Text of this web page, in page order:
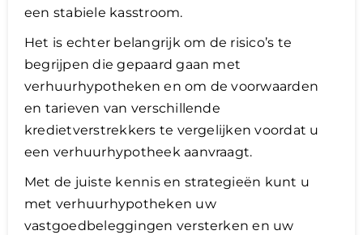
een stabiele kasstroom.
Het is echter belangrijk om de risico’s te
begrijpen die gepaard gaan met
verhuurhypotheken en om de voorwaarden
en tarieven van verschillende
kredietverstrekkers te vergelijken voordat u
een verhuurhypotheek aanvraagt.
Met de juiste kennis en strategieën kunt u
met verhuurhypotheken uw
vastgoedbeleggingen versterken en uw